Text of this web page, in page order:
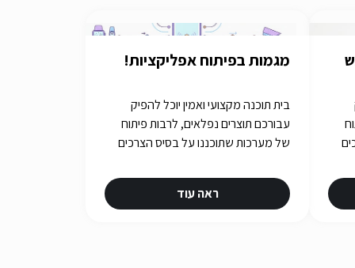
מגמות בפיתוח אפליקציות!
בית תוכנה מקצועי ואמין יוכל להפיק
עבורכם תוצרים נפלאים, לרבות פיתוח
של מערכות שתוכננו על בסיס הצרכים
שלכם? תשובות באתר iGATES
ראה עוד